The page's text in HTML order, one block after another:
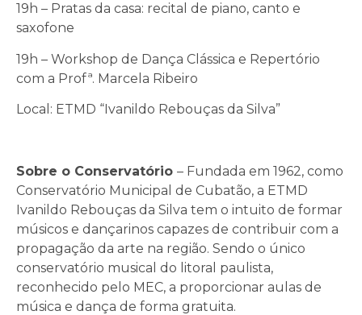
19h – Pratas da casa: recital de piano, canto e
saxofone
19h – Workshop de Dança Clássica e Repertório
com a Profª. Marcela Ribeiro
Local: ETMD “Ivanildo Rebouças da Silva”
Sobre o Conservatório – Fundada em 1962, como
Conservatório Municipal de Cubatão, a ETMD
Ivanildo Rebouças da Silva tem o intuito de formar
músicos e dançarinos capazes de contribuir com a
propagação da arte na região. Sendo o único
conservatório musical do litoral paulista,
reconhecido pelo MEC, a proporcionar aulas de
música e dança de forma gratuita.